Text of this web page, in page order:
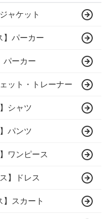
ャケット
】パーカー
パーカー
ット・トレーナー
シャツ
パンツ
ワンピース
】ドレス
】スカート